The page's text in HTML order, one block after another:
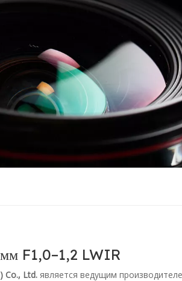
F1,0–1,2 LWIR
Co., Ltd. является ведущим